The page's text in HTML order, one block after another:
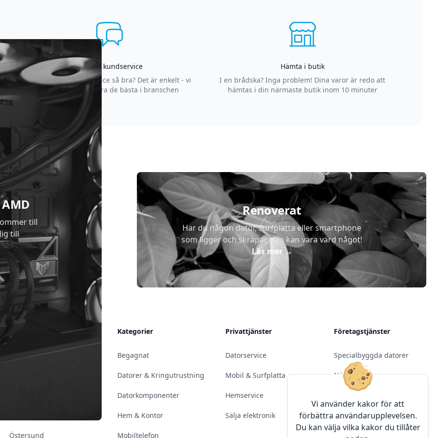
Asgrym kundservice
Varför är vår kundservice så bra? Det är enkelt - vi
strävar efter att vara de bästa i branschen
Hämta i butik
I en brådska? Inga problem! Dina varor är redo att
hämtas i din närmaste butik inom 10 minuter
Vi använder kakor för att
förbättra användarupplevelsen.
Du kan välja vilka kakor du tillåter
till
till
Renoverat
Har du någon dator, surfplatta eller smartphone
som ligger och skräpar, den kan vara värd något!
Läs mer→
Kontakt & Öppettider
Östersund
Kategorier
Begagnat
Datorer & Kringutrustning
Datorkomponenter
Hem & Kontor
Mobiltelefon
Privattjänster
Datorservice
Mobil & Surfplatta
Hemservice
Sälja elektronik
Företagstjänster
Specialbyggda datorer
Nätverk
Programvara
Server & Backup